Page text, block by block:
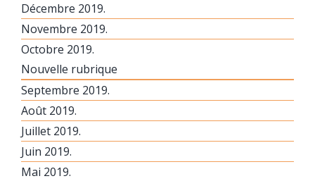
Décembre 2019.
Novembre 2019.
Octobre 2019.
Nouvelle rubrique
Septembre 2019.
Août 2019.
Juillet 2019.
Juin 2019.
Mai 2019.